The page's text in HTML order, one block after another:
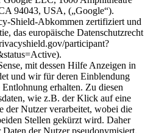
94043, USA, („Google“).
Shield-Abkommen zertifiziert und
das europäische Datenschutzrecht
participant?
mit dessen Hilfe Anzeigen in
und wir für deren Einblendung
erhalten. Zu diesen
wie z.B. der Klick auf eine
der Nutzer verarbeitet, wobei die
Stellen gekürzt wird. Daher
der Nutzer pseudonymisiert.